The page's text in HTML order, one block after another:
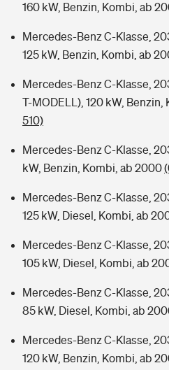
160 kW, Benzin, Kombi, ab
Mercedes-Benz C-Klasse,
125 kW, Benzin, Kombi, ab
Mercedes-Benz C-Klasse,
T-MODELL), 120 kW,
510)
Mercedes-Benz C-Klasse,
kW, Benzin, Kombi, ab 2000
Mercedes-Benz C-Klasse,
125 kW, Diesel, Kombi, ab
Mercedes-Benz C-Klasse,
105 kW, Diesel, Kombi, ab
Mercedes-Benz C-Klasse,
85 kW, Diesel, Kombi, ab
Mercedes-Benz C-Klasse,
120 kW, Benzin, Kombi, ab